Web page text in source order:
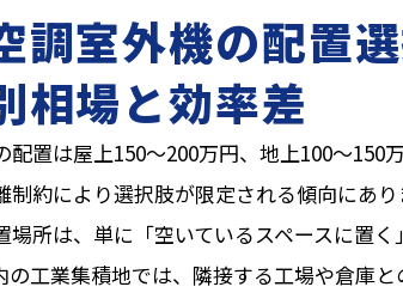
調室外機の配置
相場と効率差
配置は屋上150〜200万円、地上100〜150
制約により選択肢が限定される傾向にあり
場所は、単に「空いているスペースに置
の工業集積地では、隣接する工場や倉庫